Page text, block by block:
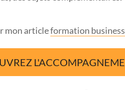
mon articleformation